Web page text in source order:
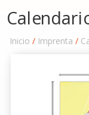
Inicio / Imprenta /